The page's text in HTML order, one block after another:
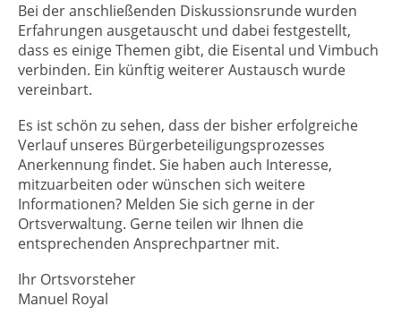
Bei der anschließenden Diskussionsrunde wurden
Erfahrungen ausgetauscht und dabei festgestellt,
dass es einige Themen gibt, die Eisental und Vimbuch
verbinden. Ein künftig weiterer Austausch wurde
vereinbart.
Es ist schön zu sehen, dass der bisher erfolgreiche
Verlauf unseres Bürgerbeteiligungsprozesses
Anerkennung findet. Sie haben auch Interesse,
mitzuarbeiten oder wünschen sich weitere
Informationen? Melden Sie sich gerne in der
Ortsverwaltung. Gerne teilen wir Ihnen die
entsprechenden Ansprechpartner mit.
Ihr Ortsvorsteher
Manuel Royal